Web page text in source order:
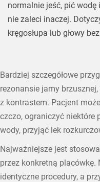
normalnie jeść, pić wodę
nie zaleci inaczej.
kręgosłupa lub głowy
Bardziej szczegółowe
rezonansie jamy
z kontrastem. Pacjent
czczo, ograniczyć niektóre
wody, przyjąć lek
Najważniejsze jest
przez konkretną
identyczne procedury, a